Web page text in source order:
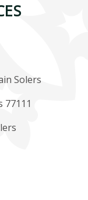
Solers
77111